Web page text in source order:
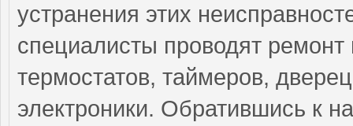
устранения этих
специалисты проводят
термостатов, таймеров,
электроники. Обратившись к